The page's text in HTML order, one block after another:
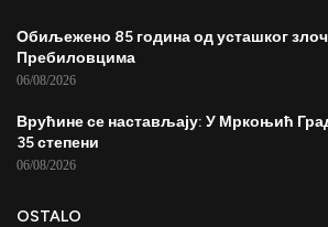
Обиљежено 85 година од усташког
Пребиловцима
06/08/2026
Врућине се настављају: У Мркоњић
35 степени
06/08/2026
OSTALO